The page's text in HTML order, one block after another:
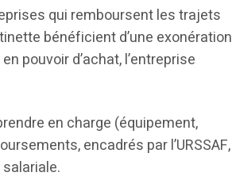
qui remboursent les trajets
bénéficient d’une exonération
pouvoir d’achat, l’entreprise
en charge (équipement,
encadrés par l’URSSAF,